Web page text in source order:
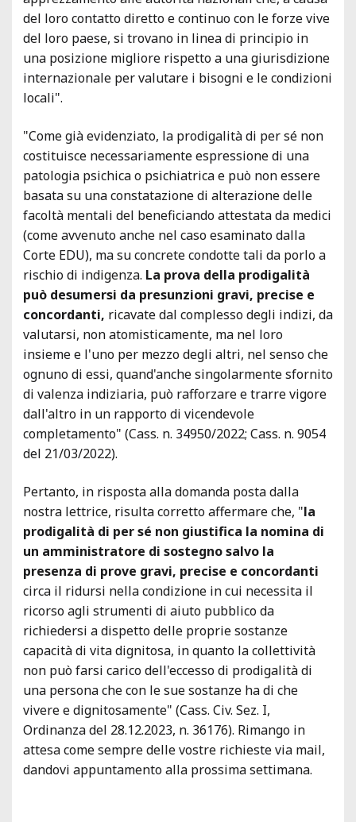
del loro contatto diretto e continuo con le forze vive
del loro paese, si trovano in linea di principio in
una posizione migliore rispetto a una giurisdizione
internazionale per valutare i bisogni e le condizioni
locali".
"Come già evidenziato, la prodigalità di per sé non
costituisce necessariamente espressione di una
patologia psichica o psichiatrica e può non essere
basata su una constatazione di alterazione delle
facoltà mentali del beneficiando attestata da medici
(come avvenuto anche nel caso esaminato dalla
Corte EDU), ma su concrete condotte tali da porlo a
rischio di indigenza. La prova della prodigalità
può desumersi da presunzioni gravi, precise e
concordanti, ricavate dal complesso degli indizi, da
valutarsi, non atomisticamente, ma nel loro
insieme e l'uno per mezzo degli altri, nel senso che
ognuno di essi, quand'anche singolarmente sfornito
di valenza indiziaria, può rafforzare e trarre vigore
dall'altro in un rapporto di vicendevole
completamento" (Cass. n. 34950/2022; Cass. n. 9054
del 21/03/2022).
Pertanto, in risposta alla domanda posta dalla
nostra lettrice, risulta corretto affermare che, "la
prodigalità di per sé non giustifica la nomina di
un amministratore di sostegno salvo la
presenza di prove gravi, precise e concordanti
circa il ridursi nella condizione in cui necessita il
ricorso agli strumenti di aiuto pubblico da
richiedersi a dispetto delle proprie sostanze
capacità di vita dignitosa, in quanto la collettività
non può farsi carico dell'eccesso di prodigalità di
una persona che con le sue sostanze ha di che
vivere e dignitosamente" (Cass. Civ. Sez. I,
Ordinanza del 28.12.2023, n. 36176). Rimango in
attesa come sempre delle vostre richieste via mail,
dandovi appuntamento alla prossima settimana.